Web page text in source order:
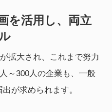
を活用し、両立
拡大され、これまで努力
～300人の企業も、一般
が求められます。